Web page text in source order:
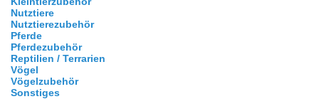
Nutztiere
Nutztierezubehör
Pferde
Pferdezubehör
Reptilien / Terrarien
Vögel
Vögelzubehör
Sonstiges